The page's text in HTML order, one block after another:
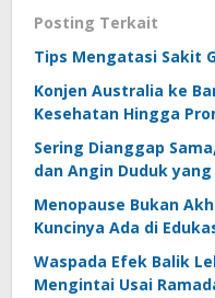
Posting Terkait
Tips Mengatasi Sakit
Konjen Australia ke
Kesehatan Hingga
Sering Dianggap
dan Angin Duduk
Menopause Bukan
Kuncinya Ada di
Waspada Efek Balik
Mengintai Usai